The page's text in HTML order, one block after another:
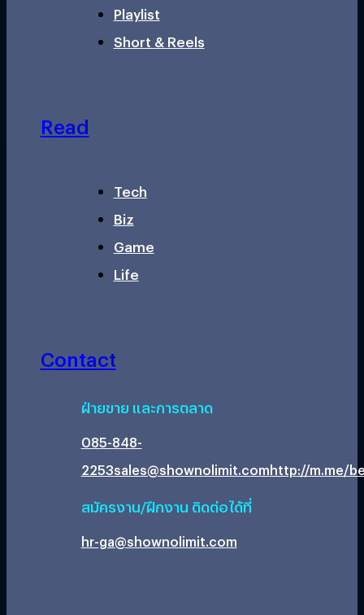
Playlist
Short & Reels
Read
Tech
Biz
Game
Life
Contact
ฝ่ายขาย และการตลาด
085-848-
2253sales@shownolimit.comhttp://m.me/
สมัครงาน/ฝึกงาน ติดต่อได้ที่
hr-ga@shownolimit.com